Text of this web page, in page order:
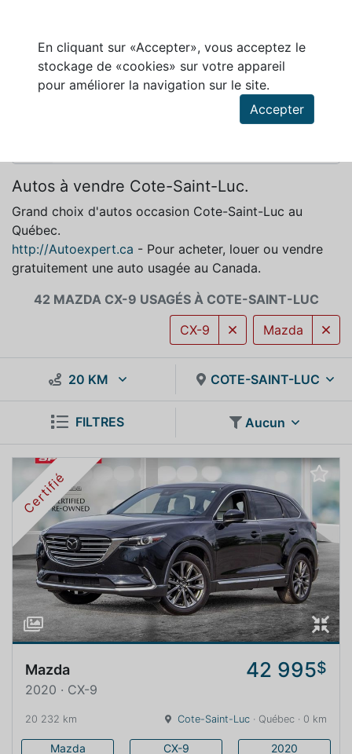
En cliquant sur «Accepter», vous acceptez le
stockage de «cookies» sur votre appareil
pour améliorer la navigation sur le site.
Accepter
MAZDA CX-9 À VENDRE À COTE-SAINT-LUC
Autos à vendre Cote-Saint-Luc.
Grand choix d'autos occasion Cote-Saint-Luc au
Québec.
http://Autoexpert.ca - Pour acheter, louer ou vendre
gratuitement une auto usagée au Canada.
42 MAZDA CX-9 USAGÉS À COTE-SAINT-LUC
Mazda
CX-9
20 KM COTE-SAINT-LUC
FILTRES Aucun
Certifié
Mazda 42 995$
2020 · CX-9
20 232 km Cote-Saint-Luc · Québec · 0 km
Mazda CX-9 2020